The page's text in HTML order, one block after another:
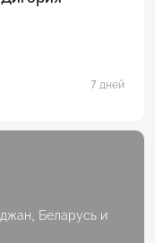
7 дней
Беларусь и